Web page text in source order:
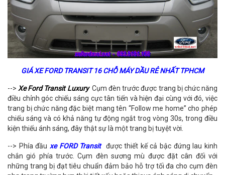
GIÁ XE FORD TRANSIT 16 CHỖ MÁY DẦU RẺ NHẤT TPHCM
-->Xe Ford Transit Luxury Cụm đèn trước được trang bị chức năng
điều chỉnh góc chiếu sáng cực tân tiến và hiện đại cùng với đó, việc
trang bị chức năng đặc biệt mang tên “Follow me home” cho phép
chiếu sáng và có khả năng tự động ngắt trog vòng 30s, trong điều
kiện thiếu ánh sáng, đây thật sự là một trang bị tuyệt vời.
--> Phía đầu xe FORD Transit được thiết kế cả bậc đứng lau kinh
chắn gió phía trước. Cụm đèn sương mù được đặt cân đối với
những trang bị đạt tiêu chuẩn đảm bảo hỗ trợ tối đa cho cụm đèn